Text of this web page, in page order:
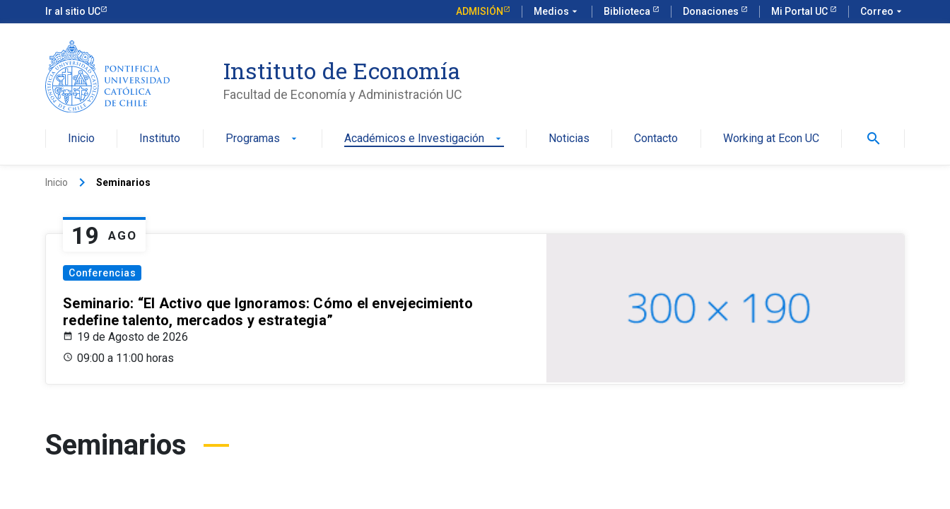
Ir al sitio UC ADMISIÓN Medios arrow_drop_down Biblioteca Donaciones Mi Portal UC Correo arrow_drop_down
Instituto de Economía
Facultad de Economía y Administración UC
Inicio Instituto Programas arrow_drop_down Académicos e Investigación arrow_drop_down Noticias Contacto Working at Econ UC search
Inicio keyboard_arrow_right Seminarios
19 AGO
Conferencias
Seminario: “El Activo que Ignoramos: Cómo el envejecimiento
redefine talento, mercados y estrategia”
19 de Agosto de 2026
09:00 a 11:00 horas
Seminarios